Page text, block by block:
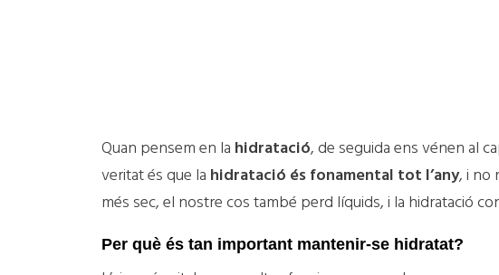
Quan pensem en la hidratació, de seguida ens vénen al
veritat és que la hidratació és fonamental tot l’any, i no
més sec, el nostre cos també perd líquids, i la hidratació
Per què és tan important mantenir-se hidratat?